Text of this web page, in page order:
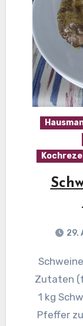
29.
Schweinesenfbraten mit Bayrisch Kraut
Zutaten
1 kg
Pfeffer